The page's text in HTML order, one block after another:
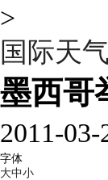
>
国际天气
墨西哥
2011-03-
字体
大中小